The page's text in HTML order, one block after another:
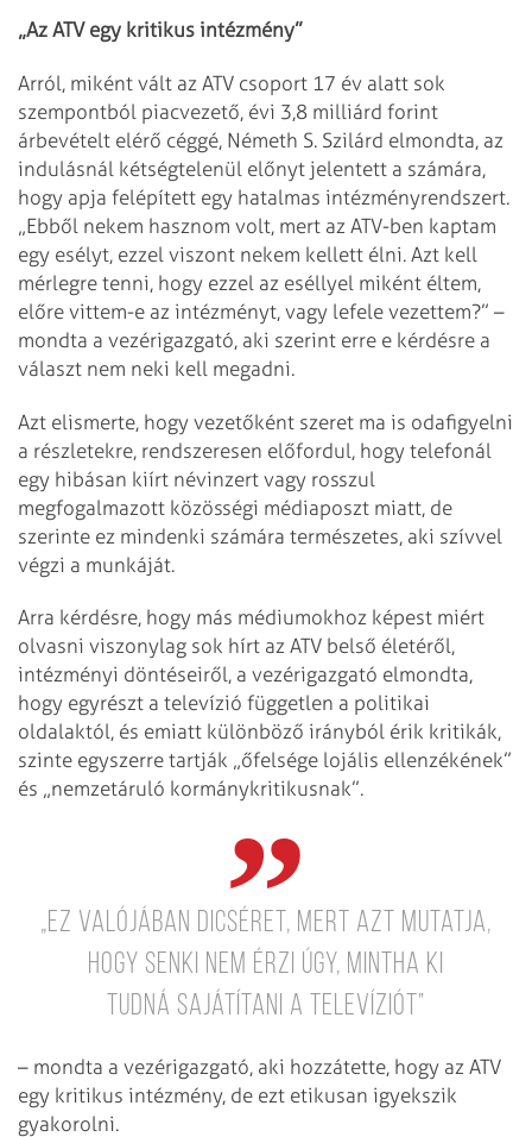
„Az ATV egy kritikus intézmény”
Arról, miként vált az ATV csoport 17 év alatt sok
szempontból piacvezető, évi 3,8 milliárd forint
árbevételt elérő céggé, Németh S. Szilárd elmondta, az
indulásnál kétségtelenül előnyt jelentett a számára,
hogy apja felépített egy hatalmas intézményrendszert.
„Ebből nekem hasznom volt, mert az ATV-ben kaptam
egy esélyt, ezzel viszont nekem kellett élni. Azt kell
mérlegre tenni, hogy ezzel az eséllyel miként éltem,
előre vittem-e az intézményt, vagy lefele vezettem?” –
mondta a vezérigazgató, aki szerint erre e kérdésre a
választ nem neki kell megadni.
Azt elismerte, hogy vezetőként szeret ma is odafigyelni
a részletekre, rendszeresen előfordul, hogy telefonál
egy hibásan kiírt névinzert vagy rosszul
megfogalmazott közösségi médiaposzt miatt, de
szerinte ez mindenki számára természetes, aki szívvel
végzi a munkáját.
Arra kérdésre, hogy más médiumokhoz képest miért
olvasni viszonylag sok hírt az ATV belső életéről,
intézményi döntéseiről, a vezérigazgató elmondta,
hogy egyrészt a televízió független a politikai
oldalaktól, és emiatt különböző irányból érik kritikák,
szinte egyszerre tartják „őfelsége lojális ellenzékének”
és „nemzetáruló kormánykritikusnak”.
„Ez valójában dicséret, mert azt mutatja,
hogy senki nem érzi Úgy, mintha ki
tudná sajátítani a televíziót”
– mondta a vezérigazgató, aki hozzátette, hogy az ATV
egy kritikus intézmény, de ezt etikusan igyekszik
gyakorolni.